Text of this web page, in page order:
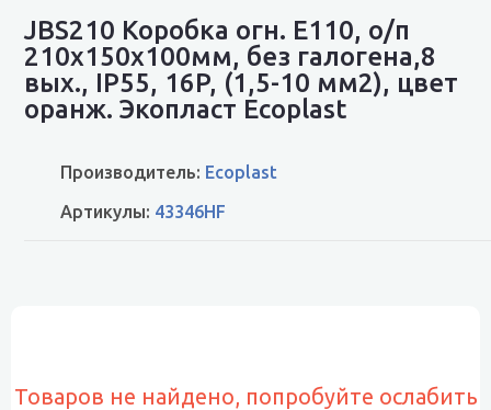
JBS210 Коробка огн. E110, о/п
210х150х100мм, без галогена,8
вых., IP55, 16P, (1,5-10 мм2), цвет
оранж. Экопласт Ecoplast
Производитель: Ecoplast
Артикулы: 43346HF
Товаров не найдено, попробуйте ослабить